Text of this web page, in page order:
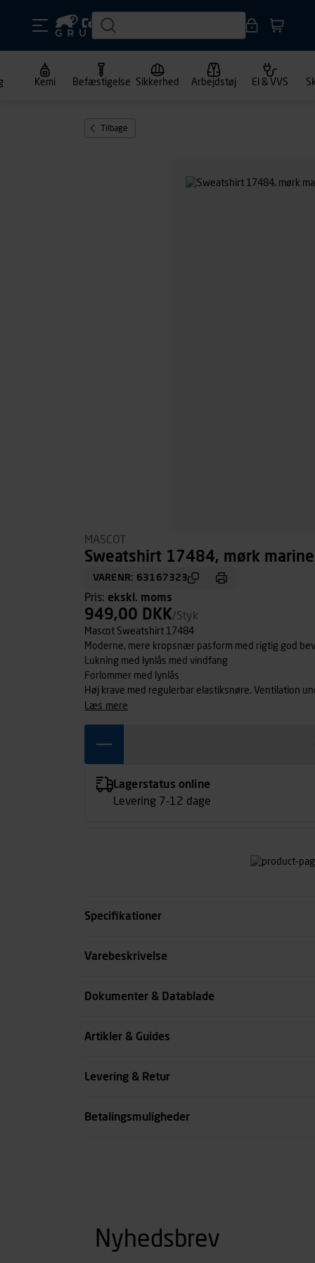
Kemi Befæstigelse Sikkerhed Arbejdstøj El & VVS
Tilbage
MASCOT
Sweatshirt 17484, mørk
VARENR: 63167323
Pris: ekskl. moms
949,00 DKK/Styk
Mascot Sweatshirt 17484
Moderne, mere kropsnær pasform med rigtig god
Lukning med lynlås med vindfang
Forlommer med lynlås
Høj krave med regulerbar elastiksnøre. Ventilation
læs mere
Lagerstatus online
Levering 7-12 dage
Specifikationer
Størrelse
Varebeskrivelse
Dokumenter & Datablade
Artikler & Guides
Levering & Retur
Betalingsmuligheder
Nyhedsbrev